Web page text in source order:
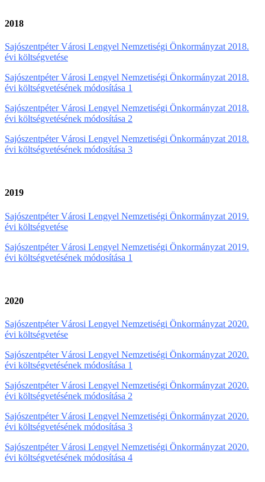
2018
Sajószentpéter Városi Lengyel Nemzetiségi Önkormányzat 2018.
évi költségvetése
Sajószentpéter Városi Lengyel Nemzetiségi Önkormányzat 2018.
évi költségvetésének módosítása 1
Sajószentpéter Városi Lengyel Nemzetiségi Önkormányzat 2018.
évi költségvetésének módosítása 2
Sajószentpéter Városi Lengyel Nemzetiségi Önkormányzat 2018.
évi költségvetésének módosítása 3
2019
Sajószentpéter Városi Lengyel Nemzetiségi Önkormányzat 2019.
évi költségvetése
Sajószentpéter Városi Lengyel Nemzetiségi Önkormányzat 2019.
évi költségvetésének módosítása 1
2020
Sajószentpéter Városi Lengyel Nemzetiségi Önkormányzat 2020.
évi költségvetése
Sajószentpéter Városi Lengyel Nemzetiségi Önkormányzat 2020.
évi költségvetésének módosítása 1
Sajószentpéter Városi Lengyel Nemzetiségi Önkormányzat 2020.
évi költségvetésének módosítása 2
Sajószentpéter Városi Lengyel Nemzetiségi Önkormányzat 2020.
évi költségvetésének módosítása 3
Sajószentpéter Városi Lengyel Nemzetiségi Önkormányzat 2020.
évi költségvetésének módosítása 4